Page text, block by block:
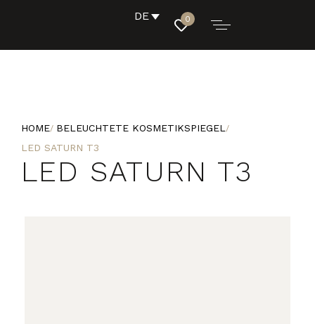
DE 0
HOME
BELEUCHTETE KOSMETIKSPIEGEL
LED SATURN T3
LED SATURN T3